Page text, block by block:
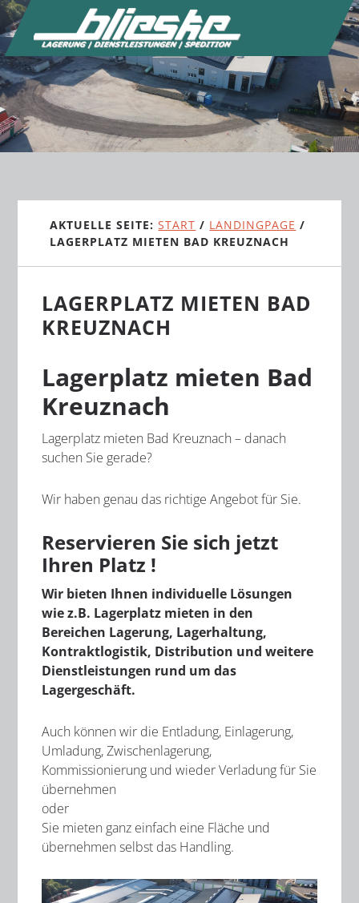
Zum
Inhalt
springen
Zur
Seitenspalte
springen
Skip
to
footer
AKTUELLE SEITE:START / LANDINGPAGE /
LAGERPLATZ MIETEN BAD KREUZNACH
LAGERPLATZ MIETEN BAD
KREUZNACH
Lagerplatz mieten Bad
Kreuznach
Lagerplatz mieten Bad Kreuznach – danach
suchen Sie gerade?
Wir haben genau das richtige Angebot für Sie.
Reservieren Sie sich jetzt
Ihren Platz !
Wir bieten Ihnen individuelle Lösungen
wie z.B. Lagerplatz mieten in den
Bereichen Lagerung, Lagerhaltung,
Kontraktlogistik, Distribution und weitere
Dienstleistungen rund um das
Lagergeschäft.
Auch können wir die Entladung, Einlagerung,
Umladung, Zwischenlagerung,
Kommissionierung und wieder Verladung für Sie
übernehmen
oder
Sie mieten ganz einfach eine Fläche und
übernehmen selbst das Handling.